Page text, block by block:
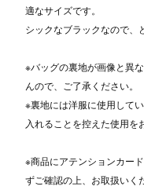
適なサイズです。
シックなブラックなので
※バッグの裏地が画像と異
んので、ご了承ください。
※裏地には洋服に使用して
入れることを控えた使用を
※商品にアテンションカー
ずご確認の上、お取扱いく